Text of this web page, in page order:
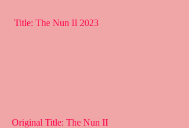
Title: The Nun II 2023
Original Title: The Nun II